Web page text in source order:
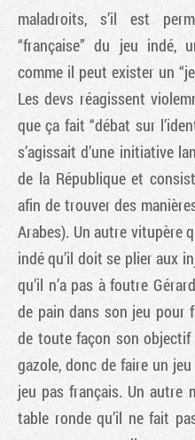
maladroits, s’il est
“française” du jeu indé,
comme il peut exister un
Les devs réagissent
que ça fait “débat sur
s’agissait d’une initiative
de la République et
afin de trouver des
Arabes). Un autre vitupère
indé qu’il doit se plier aux
qu’il n’a pas à foutre
de pain dans son jeu pour
de toute façon son
gazole, donc de faire un
jeu pas français. Un autre
table ronde qu’il ne fait